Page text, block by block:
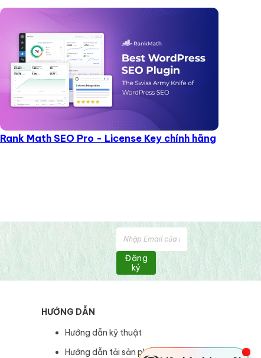
Rank Math SEO Pro - License Key chính hãng
Đăng
ký
HƯỚNG DẪN
Hướng dẫn kỹ thuật
Hướng dẫn tải sản phẩm